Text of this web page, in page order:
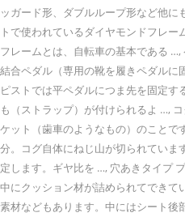
ッガード形、ダブルループ形など他
トで使われているダイヤモンドフレ
フレームとは、自転車の基本である …,
結合ペダル（専用の靴を履きペダルに
ピストでは平ペダルにつま先を固定
も（ストラップ）が付けられるよ …,
ケット（歯車のようなもの）のこと
分。コグ自体にねじ山が切られていま
定します。ギヤ比を …, 穴あきタイプ
中にクッション材が詰められてできて
素材などもあります。中にはシート後